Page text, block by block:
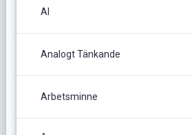
AI
Analogt Tänkande
Arbetsminne